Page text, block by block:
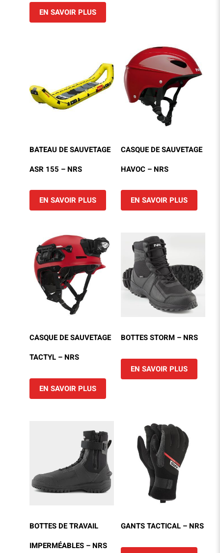
EN SAVOIR PLUS
BATEAU DE SAUVETAGE
ASR 155 – NRS
EN SAVOIR PLUS
CASQUE DE SAUVETAGE
HAVOC – NRS
EN SAVOIR PLUS
CASQUE DE SAUVETAGE
TACTYL – NRS
EN SAVOIR PLUS
BOTTES STORM – NRS
EN SAVOIR PLUS
BOTTES DE TRAVAIL
IMPERMÉABLES – NRS
GANTS TACTICAL – NRS